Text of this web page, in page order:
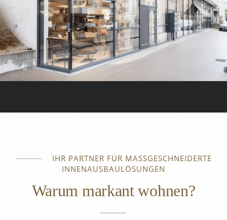
IHR PARTNER FÜR MASSGESCHNEIDERTE I
NNENAUSBAULÖSUNGEN
Warum markant wohnen?